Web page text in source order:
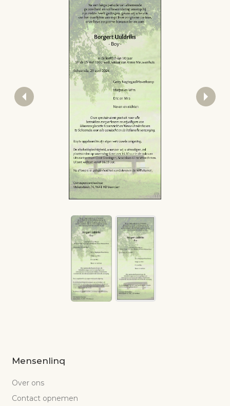
Mensenlinq
Over ons
Contact opnemen